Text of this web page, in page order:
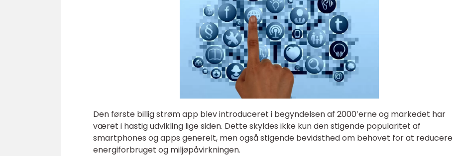
Den første billig strøm app blev introduceret i begyndelsen af 2000’erne og markedet har
været i hastig udvikling lige siden. Dette skyldes ikke kun den stigende popularitet af
smartphones og apps generelt, men også stigende bevidsthed om behovet for at reducere
energiforbruget og miljøpåvirkningen.